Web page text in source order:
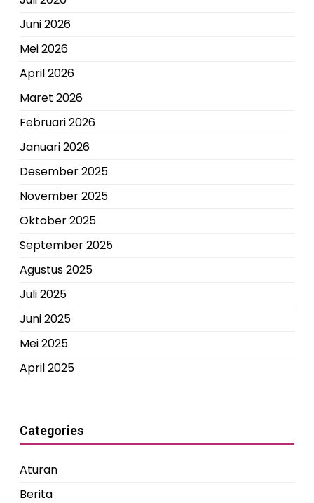
Juni 2026
Mei 2026
April 2026
Maret 2026
Februari 2026
Januari 2026
Desember 2025
November 2025
Oktober 2025
September 2025
Agustus 2025
Juli 2025
Juni 2025
Mei 2025
April 2025
Categories
Aturan
Berita